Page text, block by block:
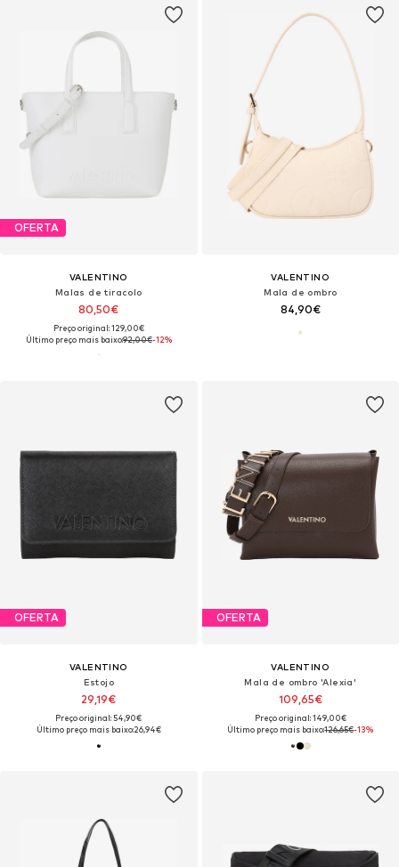
OFERTA
VALENTINO
Malas de tiracolo
80,50€
Preço original: 129,00€
Último preço mais baixo:92,00€-12%
VALENTINO
Mala de ombro
84,90€
OFERTA
VALENTINO
Estojo
29,19€
Preço original: 54,90€
Último preço mais baixo:26,94€
OFERTA
VALENTINO
Mala de ombro 'Alexia'
109,65€
Preço original: 149,00€
Último preço mais baixo:126,65€-13%